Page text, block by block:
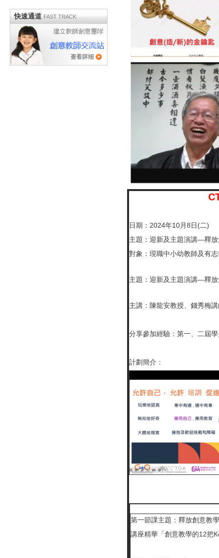
快速通道 FAST TRACK
日期：2024年10月8日(二)
主題：迎新及主題演講—釋
對象：現職中小幼教師及有
主題：迎新及主題演講—釋
主講：陳龍安教授、錢秀梅
分享參加經驗：第一、二屆
計劃簡介：
第一節課主題：釋放創意教
講座精華「創意教學的12把